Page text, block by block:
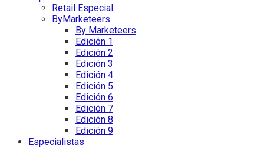
Retail Especial
ByMarketeers
By Marketeers
Edición 1
Edición 2
Edición 3
Edición 4
Edición 5
Edición 6
Edición 7
Edición 8
Edición 9
Especialistas